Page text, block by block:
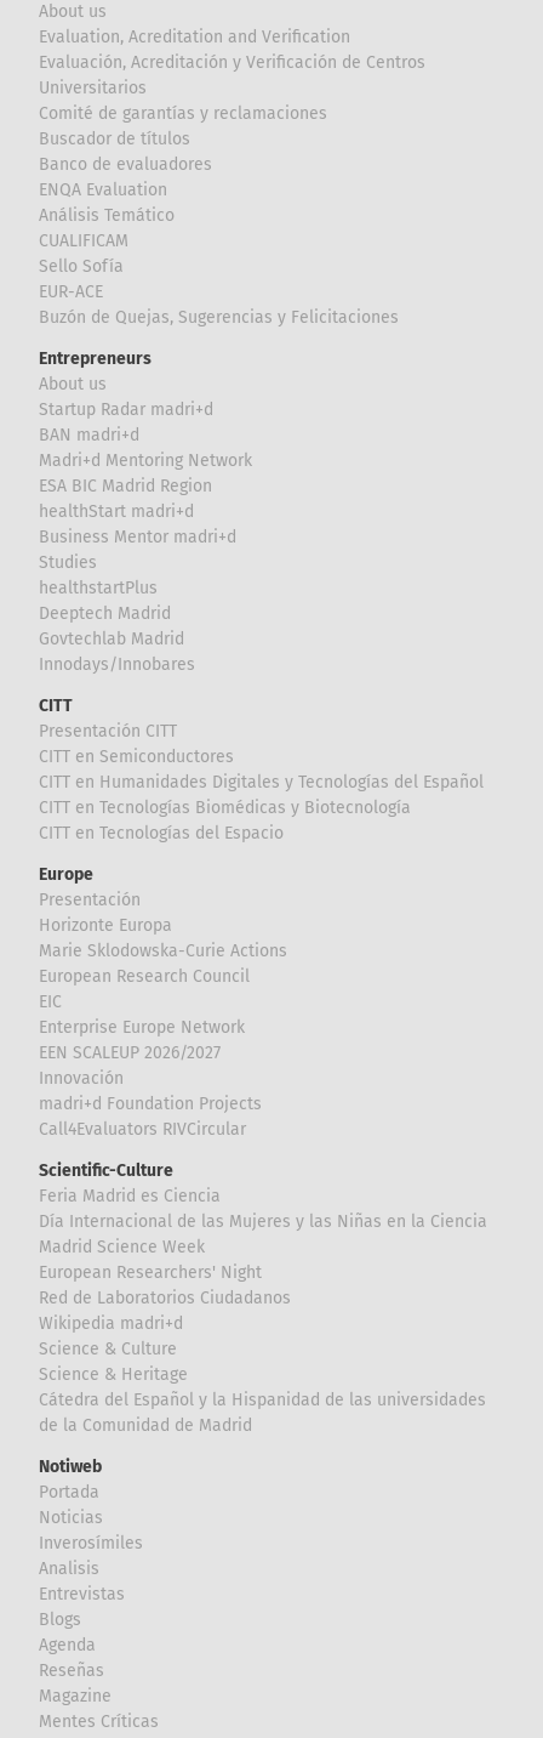
About us
Evaluation, Acreditation and Verification
Evaluación, Acreditación y Verificación de Centros
Universitarios
Comité de garantías y reclamaciones
Buscador de títulos
Banco de evaluadores
ENQA Evaluation
Análisis Temático
CUALIFICAM
Sello Sofía
EUR-ACE
Buzón de Quejas, Sugerencias y Felicitaciones
Entrepreneurs
About us
Startup Radar madri+d
BAN madri+d
Madri+d Mentoring Network
ESA BIC Madrid Region
healthStart madri+d
Business Mentor madri+d
Studies
healthstartPlus
Deeptech Madrid
Govtechlab Madrid
Innodays/Innobares
CITT
Presentación CITT
CITT en Semiconductores
CITT en Humanidades Digitales y Tecnologías del Español
CITT en Tecnologías Biomédicas y Biotecnología
CITT en Tecnologías del Espacio
Europe
Presentación
Horizonte Europa
Marie Sklodowska-Curie Actions
European Research Council
EIC
Enterprise Europe Network
EEN SCALEUP 2026/2027
Innovación
madri+d Foundation Projects
Call4Evaluators RIVCircular
Scientific-Culture
Feria Madrid es Ciencia
Día Internacional de las Mujeres y las Niñas en la Ciencia
Madrid Science Week
European Researchers' Night
Red de Laboratorios Ciudadanos
Wikipedia madri+d
Science & Culture
Science & Heritage
Cátedra del Español y la Hispanidad de las universidades
de la Comunidad de Madrid
Notiweb
Portada
Noticias
Inverosímiles
Analisis
Entrevistas
Blogs
Agenda
Reseñas
Magazine
Mentes Críticas